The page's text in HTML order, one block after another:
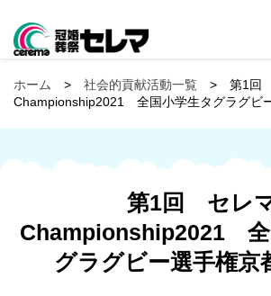
ホーム > 社会的貢献活動一覧 > 第1回
Championship2021 全国小学生タグラグビ
第1回 セレ
Championship2021 全
グラグビー選手権京